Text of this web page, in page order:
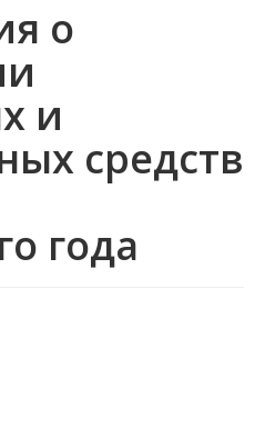
о
и
средств
года